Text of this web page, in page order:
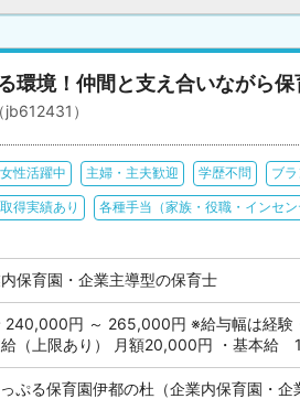
環境！仲間と支え合いながら
）
女性活躍中 主婦・主夫歓迎 学歴不問 ブ
得実績あり 各種手当（家族・役職・インセ
保育園・企業主導型の保育士
240,000円 ～ 265,000円 ※給与幅は経験
給（上限あり） 月額20,000円 ・基本
ぷる保育園伊都の杜（企業内保育園・